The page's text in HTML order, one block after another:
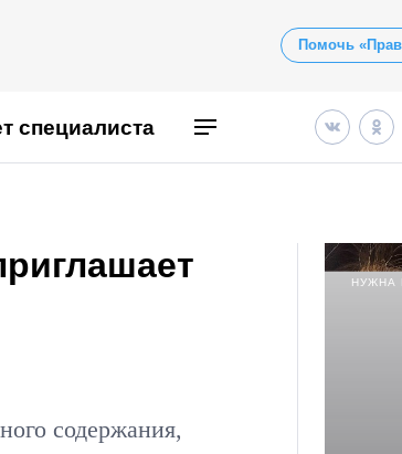
Помочь
специалиста
содержания,
НУЖНА